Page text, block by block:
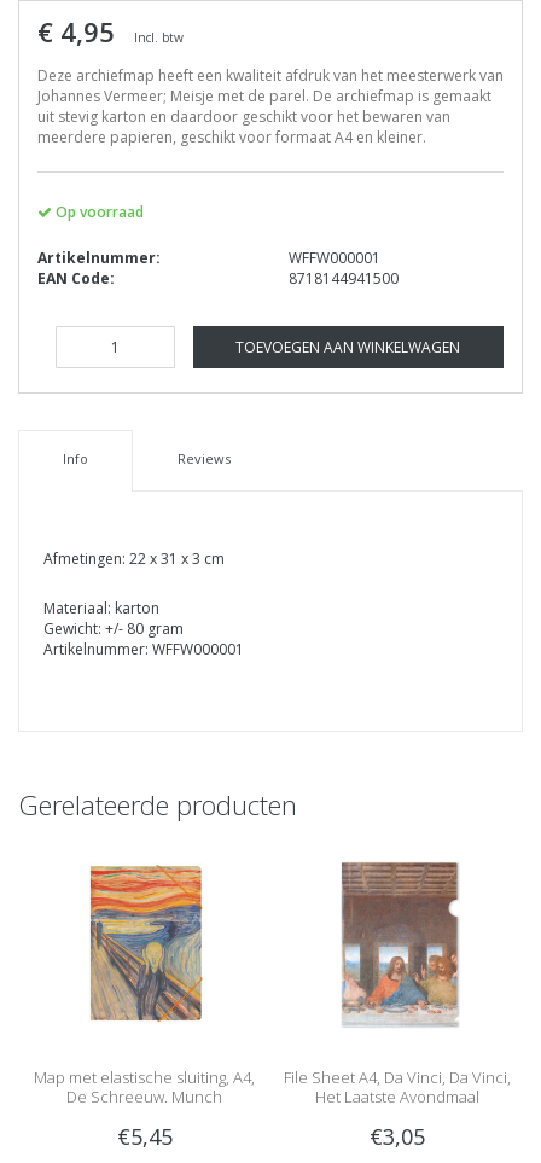
€ 4,95 Incl. btw
Deze archiefmap heeft een kwaliteit afdruk van het meesterwerk van
Johannes Vermeer; Meisje met de parel. De archiefmap is gemaakt
uit stevig karton en daardoor geschikt voor het bewaren van
meerdere papieren, geschikt voor formaat A4 en kleiner.
Op voorraad
Artikelnummer:
WFFW000001
EAN Code:
8718144941500
TOEVOEGEN AAN WINKELWAGEN
Info Reviews
Afmetingen: 22 x 31 x 3 cm
Materiaal: karton
Gewicht: +/- 80 gram
Artikelnummer: WFFW000001
Gerelateerde producten
Map met elastische sluiting, A4,
De Schreeuw. Munch
€5,45
File Sheet A4, Da Vinci, Da Vinci,
Het Laatste Avondmaal
€3,05